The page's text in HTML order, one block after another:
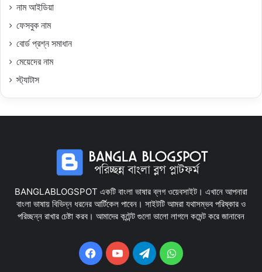
নাম আইডিয়া
ফেসবুক নাম
বোর্ড প্রশ্ন সমাধান
মেয়েদের নাম
স্ট্যাটাস
BANGLABLOGSPOT একটি বাংলা ভাষার ব্লগ ওয়েবসাইট। এখানে আপনারা
বাংলা ভাষায় বিভিন্ন ধরনের আর্টিকেল পাবেন। সাইটটি আমরা যথাসম্ভব পরিষ্কার ও
পরিচ্ছন্ন রাখার চেষ্টা করব। আমাদের কন্টেন্ট গুলো ভালো লাগলে কমেন্ট করে জানাবেন
Facebook
YouTubeTelegramWhatsApp